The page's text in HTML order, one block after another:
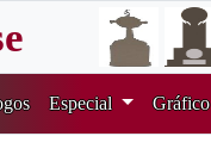
Especial Gráfico